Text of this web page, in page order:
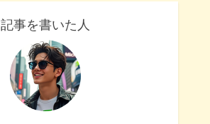
記事を書いた人